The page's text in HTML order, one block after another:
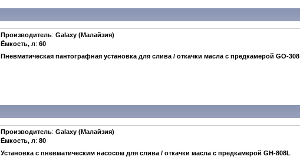
Производитель: Galaxy (Малайзия)
Ёмкость, л: 60
Пневматическая пантографная установка для слива / откачки масла с предкамерой GO-308
Производитель: Galaxy (Малайзия)
Ёмкость, л: 80
Установка с пневматическим насосом для слива / откачки масла с предкамерой GH-808L